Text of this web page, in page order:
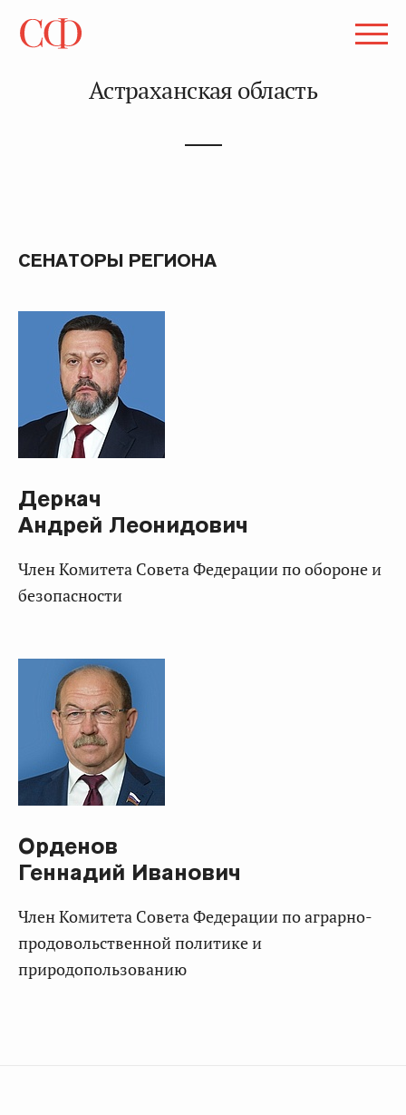
Астраханская область
СЕНАТОРЫ РЕГИОНА
Деркач
Андрей Леонидович
Член Комитета Совета Федерации по обороне и
безопасности
Орденов
Геннадий Иванович
Член Комитета Совета Федерации по аграрно-
продовольственной политике и
природопользованию